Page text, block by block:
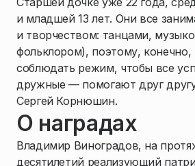
и младшей 13 лет. Они все
и творчеством: танцами,
фольклором), поэтому,
соблюдать режим, чтобы все
дружные — помогают друг
Сергей Корнюшин.
О наградах
Владимир Виноградов, на
десятилетий реализующий